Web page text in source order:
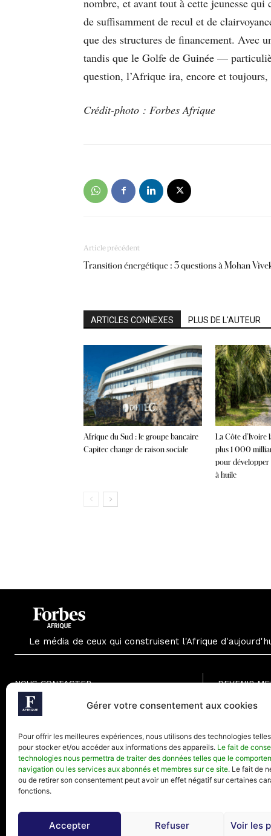
Gérer votre consentement aux cookies
Pour offrir les meilleures expériences, nous utilisons des technologies
pour stocker et/ou accéder aux informations des appareils. Le fait de
technologies nous permettra de traiter des données telles que le
navigation ou les services aux abonnés et membres sur ce site. Le fait de
ou de retirer son consentement peut avoir un effet négatif sur certaines
fonctions.
Accepter Refuser Voir les
de suffisamment de recul et de
que des structures de financement. Avec
tandis que le Golfe de Guinée —
question, l’Afrique ira, encore et
Crédit-photo : Forbes Afrique
Article précédent
Transition énergétique : 3 questions à Mohan
ARTICLES CONNEXES PLUS DE L'AUTEUR
Afrique du Sud : le groupe bancaire
Capitec change de raison sociale
La Côte d’Ivoire
plus 1 000
pour
à huile
Le média de ceux qui construisent l'Afrique
NOUS CONTACTER
Paris - France
Mail : contact@forbesafrique.com
DEVENIR
Formule
Formule